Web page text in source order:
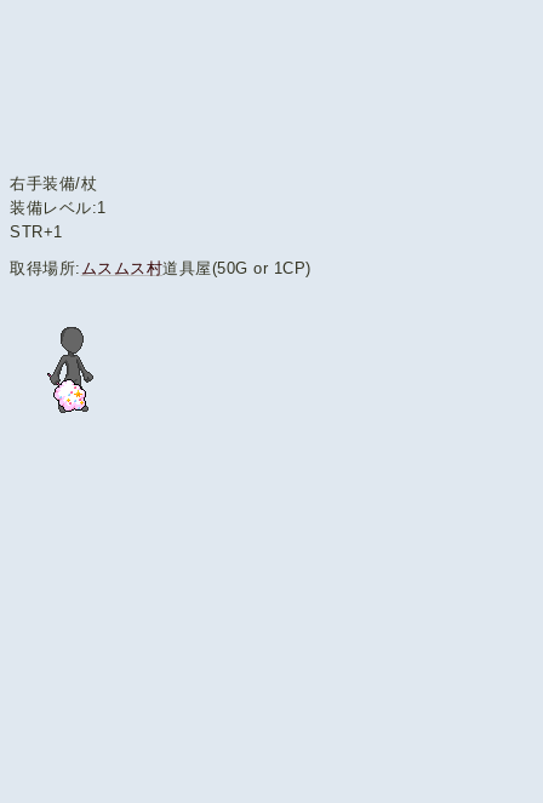
右手装備/杖
装備レベル:1
STR+1
取得場所: ムスムス村道具屋(50G or 1CP)